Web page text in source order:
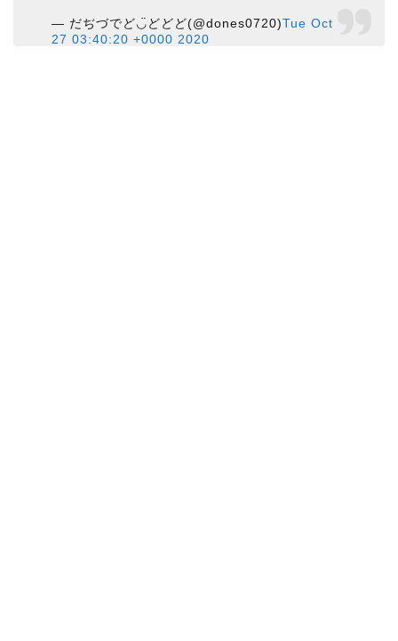
— だぢづでど◡̈どどど(@dones0720)Tue Oct
27 03:40:20 +0000 2020